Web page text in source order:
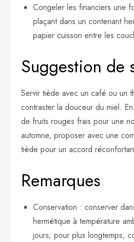
Congeler les financiers une
plaçant dans un contenant
papier cuisson entre les
Suggestion de
Servir tiède avec un café ou un
contraster la douceur du miel.
de fruits rouges frais pour une
automne, proposer avec une
tiède pour un accord
Remarques
Conservation : conserver
hermétique à température
jours; pour plus longtemps,